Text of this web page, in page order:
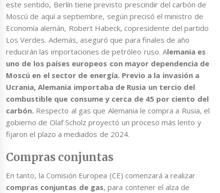
este sentido, Berlín tiene previsto prescindir del carbón de
Moscú de aquí a septiembre, según precisó el ministro de
Economía alemán, Robert Habeck, copresidente del partido
Los Verdes. Además, aseguró que para finales de año
reducirán las importaciones de petróleo ruso. Alemania es
uno de los países europeos con mayor dependencia de
Moscú en el sector de energía. Previo a la invasión a
Ucrania, Alemania importaba de Rusia un tercio del
combustible que consume y cerca de 45 por ciento del
carbón. Respecto al gas que Alemania le compra a Rusia, el
gobierno de Olaf Scholz proyectó un proceso más lento y
fijaron el plazo a mediados de 2024.
Compras conjuntas
En tanto, la Comisión Europea (CE) comenzará a realizar
compras conjuntas de gas, para contener el alza de